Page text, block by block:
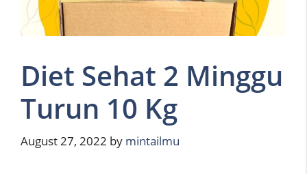
Diet Sehat 2 Minggu
Turun 10 Kg
August 27, 2022 by mintailmu